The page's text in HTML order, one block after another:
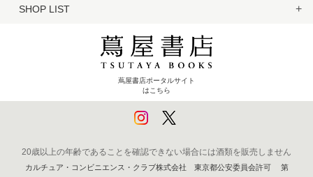
SHOP LIST
蔦屋書店ポータルサイト
はこちら
20歳以上の年齢であることを確認できない場合には酒類を販売しません
カルチュア・コンビニエンス・クラブ株式会社 東京都公安委員会許可 第